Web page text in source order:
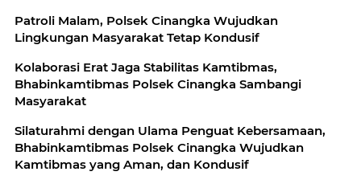
Patroli Malam, Polsek Cinangka Wujudkan
Lingkungan Masyarakat Tetap Kondusif
Kolaborasi Erat Jaga Stabilitas Kamtibmas,
Bhabinkamtibmas Polsek Cinangka Sambangi
Masyarakat
Silaturahmi dengan Ulama Penguat Kebersamaan,
Bhabinkamtibmas Polsek Cinangka Wujudkan
Kamtibmas yang Aman, dan Kondusif